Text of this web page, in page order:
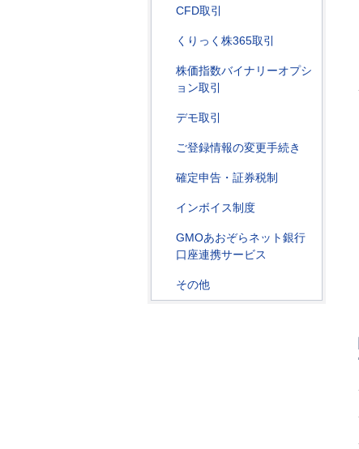
CFD取引
くりっく株365取引
株価指数バイナリーオプシ
ョン取引
デモ取引
ご登録情報の変更手続き
確定申告・証券税制
インボイス制度
GMOあおぞらネット銀行
口座連携サービス
その他